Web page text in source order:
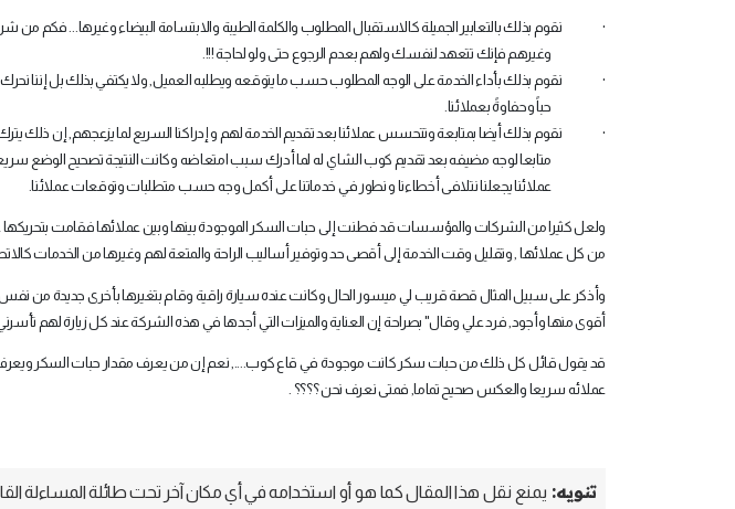
·
نقوم بذلك بالتعابير الجميلة كالاستقبال المطلوب والكلمة الطيبة والابتسامة البيضاء وغيرها... فكم
وغيرهم فإنك تتعهد لنفسك ولهم بعدم الرجوع حتى ولو لحاجة !!!.
·
نقوم بذلك بأداء الخدمة على الوجه المطلوب حسب ما يتوقعه ويطلبه العميل, ولا يكتفي بذلك بل إننا نحرك
حباً وحفاوةً بعملائنا.
·
نقوم بذلك أيضا بمتابعة وتتحسس عملائنا بعد تقديم الخدمة لهم و إدراكنا السريع لما يزعجهم, إن ذلك
متابعا لوجه مضيفه بعد تقديم كوب الشاي له لما أدرك سبب امتعاضه وكانت النتيجة تصحيح الوضع
عملائنا يجعلنا نتلافى أخطاءنا و نطور في خدماتنا على أكمل وجه حسب متطلبات وتوقعات عملائنا.
ولعل كثيرا من الشركات والمؤسسات قد فطنت إلى حبات السكر الموجودة بينها وبين عملائها فقامت بتحريكها
من كل عملائها , وتقليل وقت الخدمة إلى أقصى حد وتوفير أساليب الراحة والمتعة لهم وغيرها من الخدمات
وأذكر على سبيل المثال قصة قريب لي ميسور الحال وكانت عنده سيارة راقية وقام بتغيرها بأخرى جديدة من نفس
أقوى منها وأجود, فرد علي وقال" بصراحة إن العناية والميزات التي أجدها في هذه الشركة عند كل زيارة لهم تأسرني
قد يقول قائل كل ذلك من حبات سكر كانت موجودة في قاع كوب...., نعم إن من يعرف مقدار حبات السكر ويعرف
عملائه سريعا والعكس صحيح تماما, فمتى نعرف نحن ؟؟؟؟ .
تنويه: يمنع نقل هذا المقال كما هو أو استخدامه في أي مكان آخر تحت طائلة المساءلة